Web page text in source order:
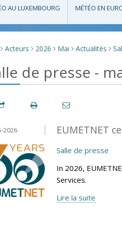
AU LUXEMBOURG MÉTÉO EN
> Acteurs > 2026 > Mai > Actualités >
de presse -
EUMETNET
2026
Salle de presse
In 2026,
Services.
Lire la suite